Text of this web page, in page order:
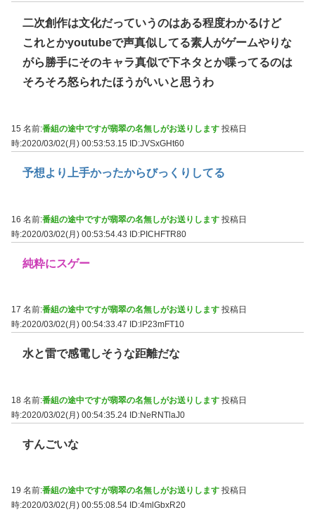
二次創作は文化だっていうのはある程度わかるけど
これとかyoutubeで声真似してる素人がゲームやりな
がら勝手にそのキャラ真似で下ネタとか喋ってるのは
そろそろ怒られたほうがいいと思うわ
15 名前:番組の途中ですが翡翠の名無しがお送りします 投稿日
時:2020/03/02(月) 00:53:53.15
ID:JVSxGHt60
予想より上手かったからびっくりしてる
16 名前:番組の途中ですが翡翠の名無しがお送りします 投稿日
時:2020/03/02(月) 00:53:54.43 ID:PICHFTR80
純粋にスゲー
17 名前:番組の途中ですが翡翠の名無しがお送りします 投稿日
時:2020/03/02(月) 00:54:33.47
ID:lP23mFT10
水と雷で感電しそうな距離だな
18 名前:番組の途中ですが翡翠の名無しがお送りします 投稿日
時:2020/03/02(月) 00:54:35.24 ID:NeRNTlaJ0
すんごいな
19 名前:番組の途中ですが翡翠の名無しがお送りします 投稿日
時:2020/03/02(月) 00:55:08.54 ID:4mlGbxR20